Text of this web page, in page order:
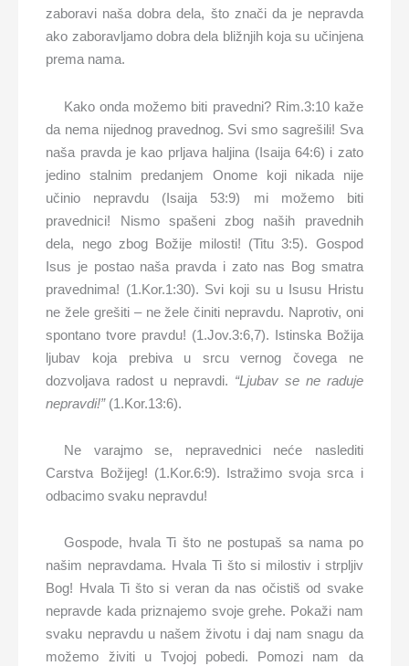
zaboravi naša dobra dela, što znači da je nepravda
ako zaboravljamo dobra dela bližnjih koja su učinjena
prema nama.
Kako onda možemo biti pravedni? Rim.3:10 kaže
da nema nijednog pravednog. Svi smo sagrešili! Sva
naša pravda je kao prljava haljina (Isaija 64:6) i zato
jedino stalnim predanjem Onome koji nikada nije
učinio nepravdu (Isaija 53:9) mi možemo biti
pravednici! Nismo spašeni zbog naših pravednih
dela, nego zbog Božije milosti! (Titu 3:5). Gospod
Isus je postao naša pravda i zato nas Bog smatra
pravednima! (1.Kor.1:30). Svi koji su u Isusu Hristu
ne žele grešiti – ne žele činiti nepravdu. Naprotiv, oni
spontano tvore pravdu! (1.Jov.3:6,7). Istinska Božija
ljubav koja prebiva u srcu vernog čovega ne
dozvoljava radost u nepravdi. “Ljubav se ne raduje
nepravdi!” (1.Kor.13:6).
Ne varajmo se, nepravednici neće naslediti
Carstva Božijeg! (1.Kor.6:9). Istražimo svoja srca i
odbacimo svaku nepravdu!
Gospode, hvala Ti što ne postupaš sa nama po
našim nepravdama. Hvala Ti što si milostiv i strpljiv
Bog! Hvala Ti što si veran da nas očistiš od svake
nepravde kada priznajemo svoje grehe. Pokaži nam
svaku nepravdu u našem životu i daj nam snagu da
možemo živiti u Tvojoj pobedi. Pomozi nam da